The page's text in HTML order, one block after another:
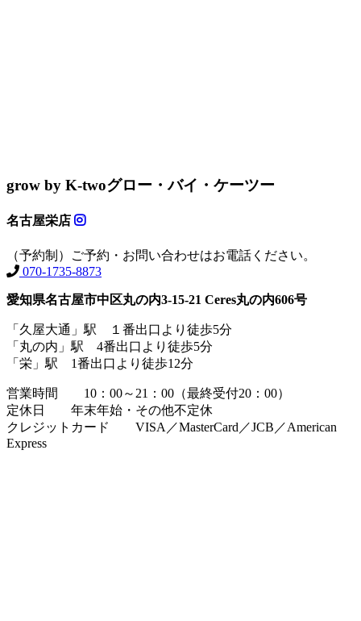
grow by K-twoグロー・バイ・ケーツー
名古屋栄店
（予約制）ご予約・お問い合わせはお電話ください。
070-1735-8873
愛知県名古屋市中区丸の内3-15-21 Ceres丸の内606号
「久屋大通」駅 １番出口より徒歩5分
「丸の内」駅 4番出口より徒歩5分
「栄」駅 1番出口より徒歩12分
営業時間 10：00～21：00（最終受付20：00）
定休日 年末年始・その他不定休
クレジットカード VISA／MasterCard／JCB／American
Express